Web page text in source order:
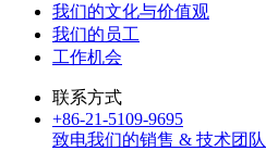
我们的文化与价值观
我们的员工
工作机会
联系方式
+86-21-5109-9695
致电我们的销售 & 技术团队